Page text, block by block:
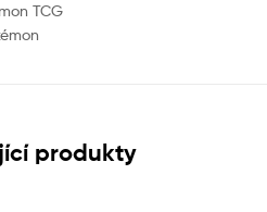
TCG
produkty